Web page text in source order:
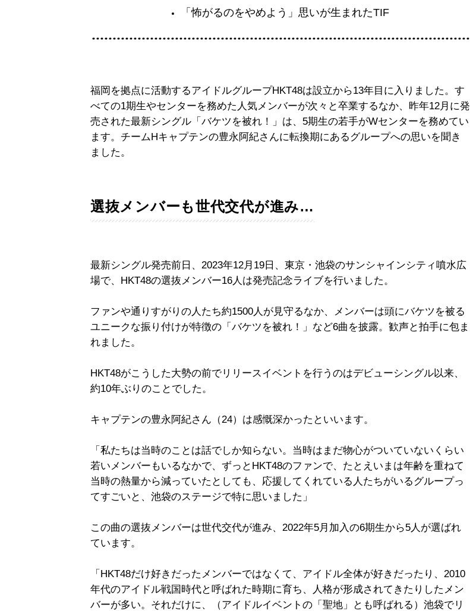
「怖がるのをやめよう」思いが生まれたTIF
福岡を拠点に活動するアイドルグループHKT48は設立から13年目に入りました。す
べての1期生やセンターを務めた人気メンバーが次々と卒業するなか、昨年12月に発
売された最新シングル「バケツを被れ！」は、5期生の若手がWセンターを務めてい
ます。チームHキャプテンの豊永阿紀さんに転換期にあるグループへの思いを聞き
ました。
選抜メンバーも世代交代が進み…
最新シングル発売前日、2023年12月19日、東京・池袋のサンシャインシティ噴水広
場で、HKT48の選抜メンバー16人は発売記念ライブを行いました。
ファンや通りすがりの人たち約1500人が見守るなか、メンバーは頭にバケツを被る
ユニークな振り付けが特徴の「バケツを被れ！」など6曲を披露。歓声と拍手に包ま
れました。
HKT48がこうした大勢の前でリリースイベントを行うのはデビューシングル以来、
約10年ぶりのことでした。
キャプテンの豊永阿紀さん（24）は感慨深かったといいます。
「私たちは当時のことは話でしか知らない。当時はまだ物心がついていないくらい
若いメンバーもいるなかで、ずっとHKT48のファンで、たとえいまは年齢を重ねて
当時の熱量から減っていたとしても、応援してくれている人たちがいるグループっ
てすごいと、池袋のステージで特に思いました」
この曲の選抜メンバーは世代交代が進み、2022年5月加入の6期生から5人が選ばれ
ています。
「HKT48だけ好きだったメンバーではなくて、アイドル全体が好きだったり、2010
年代のアイドル戦国時代と呼ばれた時期に育ち、人格が形成されてきたりしたメン
バーが多い。それだけに、（アイドルイベントの「聖地」とも呼ばれる）池袋でリ